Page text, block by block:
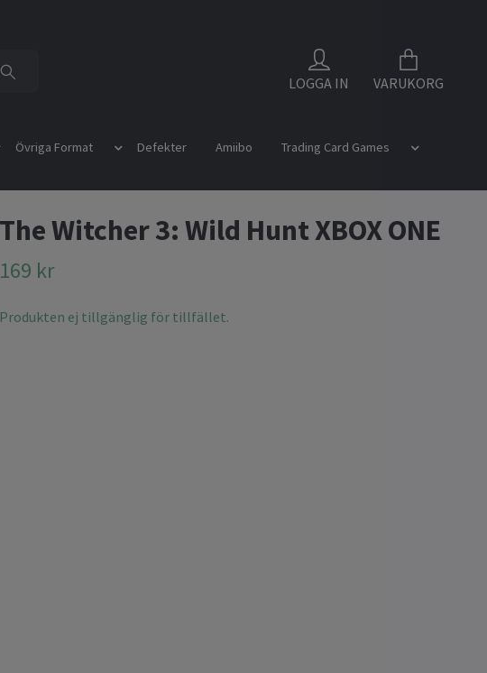
LOGGA IN VARUKORG
Övriga Format Defekter Amiibo
Trading Card Games
The Witcher 3: Wild Hunt XBOX ONE
169 kr
Produkten ej tillgänglig för tillfället.